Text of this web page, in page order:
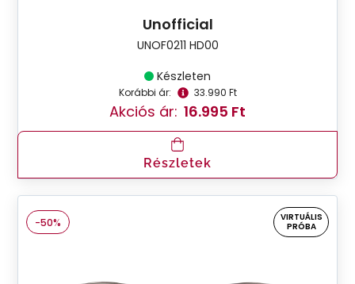
Unofficial
UNOF0211 HD00
Készleten
Korábbi ár: 33.990 Ft
Akciós ár: 16.995 Ft
Részletek
-50%
VIRTUÁLIS
PRÓBA